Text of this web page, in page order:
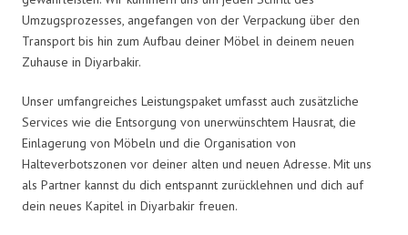
Umzugsprozesses, angefangen von der Verpackung über den
Transport bis hin zum Aufbau deiner Möbel in deinem neuen
Zuhause in Diyarbakir.
Unser umfangreiches Leistungspaket umfasst auch zusätzliche
Services wie die Entsorgung von unerwünschtem Hausrat, die
Einlagerung von Möbeln und die Organisation von
Halteverbotszonen vor deiner alten und neuen Adresse. Mit uns
als Partner kannst du dich entspannt zurücklehnen und dich auf
dein neues Kapitel in Diyarbakir freuen.